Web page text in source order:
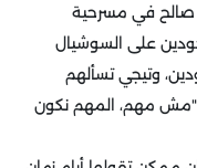
صالح في مسرحية
على السوشيال
وتيجي تسألهم
"مش مهم، المهم نكون